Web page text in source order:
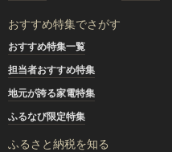
おすすめ特集でさがす
おすすめ特集一覧
担当者おすすめ特集
地元が誇る家電特集
ふるなび限定特集
ふるさと納税を知る